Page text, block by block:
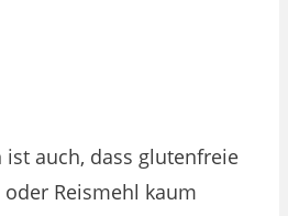
auch, dass glutenfreie
Reismehl kaum